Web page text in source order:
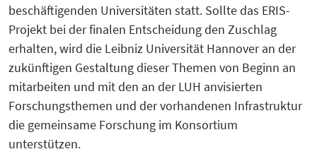
beschäftigenden Universitäten statt. Sollte das ERIS-
Projekt bei der finalen Entscheidung den Zuschlag
erhalten, wird die Leibniz Universität Hannover an der
zukünftigen Gestaltung dieser Themen von Beginn an
mitarbeiten und mit den an der LUH anvisierten
Forschungsthemen und der vorhandenen Infrastruktur
die gemeinsame Forschung im Konsortium
unterstützen.